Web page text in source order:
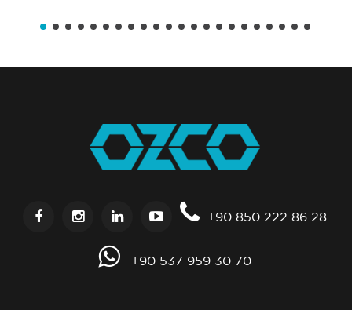
+90 850 222 86 28
+90 537 959 30 70